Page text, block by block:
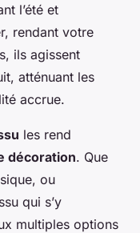
l’été et
rendant votre
ils agissent
atténuant les
accrue.
les rend
décoration. Que
ou
qui s’y
multiples options